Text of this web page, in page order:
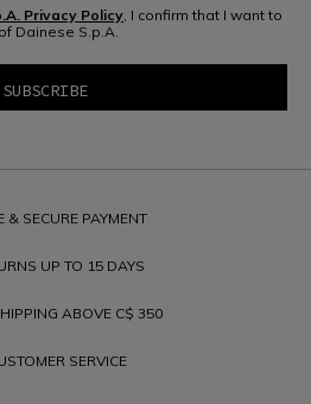
Privacy Policy, I confirm that I want to
Dainese S.p.A.
& SECURE PAYMENT
UP TO 15 DAYS
ABOVE C$ 350
SERVICE